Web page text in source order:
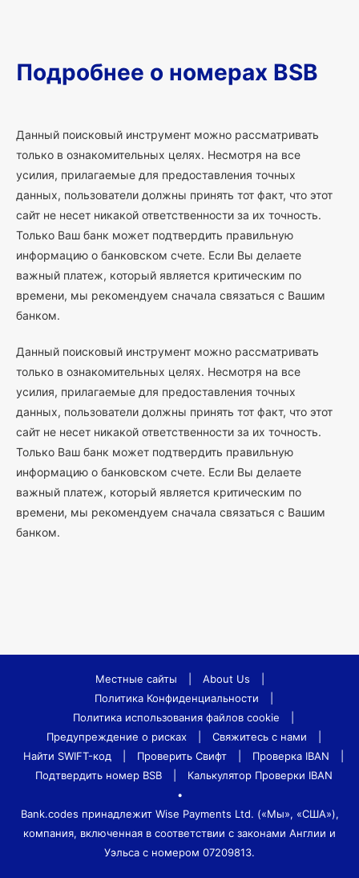
Подробнее о номерах BSB
Данный поисковый инструмент можно рассматривать
только в ознакомительных целях. Несмотря на все
усилия, прилагаемые для предоставления точных
данных, пользователи должны принять тот факт, что этот
сайт не несет никакой ответственности за их точность.
Только Ваш банк может подтвердить правильную
информацию о банковском счете. Если Вы делаете
важный платеж, который является критическим по
времени, мы рекомендуем сначала связаться с Вашим
банком.
Данный поисковый инструмент можно рассматривать
только в ознакомительных целях. Несмотря на все
усилия, прилагаемые для предоставления точных
данных, пользователи должны принять тот факт, что этот
сайт не несет никакой ответственности за их точность.
Только Ваш банк может подтвердить правильную
информацию о банковском счете. Если Вы делаете
важный платеж, который является критическим по
времени, мы рекомендуем сначала связаться с Вашим
банком.
Местные сайты About Us
Политика Конфиденциальности
Политика использования файлов cookie
Предупреждение о рисках
Свяжитесь с нами
Найти SWIFT-код
Проверить Свифт Проверка IBAN
Подтвердить номер BSB
Калькулятор Проверки IBAN
•
Bank.codes принадлежит Wise Payments Ltd. («Мы», «США»),
компания, включенная в соответствии с законами Англии и
Уэльса с номером 07209813.